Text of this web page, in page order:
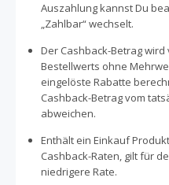
Auszahlung kannst Du
„Zahlbar“ wechselt.
Der Cashback-Betrag
Bestellwerts ohne
eingelöste Rabatte
Cashback-Betrag vom
abweichen.
Enthält ein Einkauf
Cashback-Raten, gilt für
niedrigere Rate.